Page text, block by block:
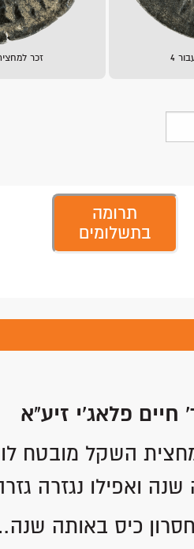
4 זכר
תרומה
בתשלומים
פלאג'י זיע"א
השקל מובטח
ואפילו נגזרה
חסרון כיס באותה